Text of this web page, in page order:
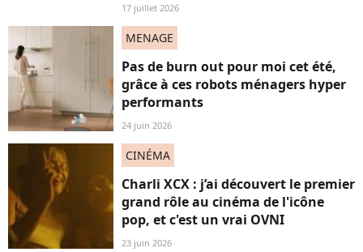
17 juillet 2026
MENAGE
Pas de burn out pour moi cet été,
grâce à ces robots ménagers hyper
performants
24 juin 2026
CINÉMA
Charli XCX : j’ai découvert le premier
grand rôle au cinéma de l'icône
pop, et c'est un vrai OVNI
23 juin 2026